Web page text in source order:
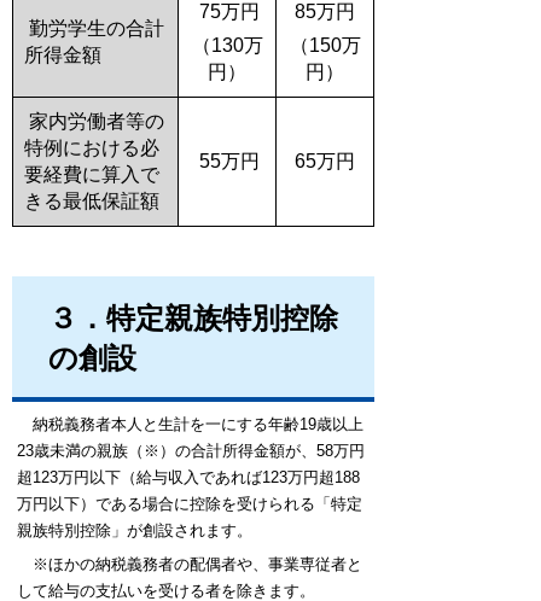
勤労学生の合計
所得金額
75万円
（130万
円）
85万円
（150万
円）
家内労働者等の
特例における必
要経費に算入で
きる最低保証額
55万円 65万円
３．特定親族特別控除
の創設
納税義務者本人と生計を一にする年齢19歳以上
23歳未満の親族（※）の合計所得金額が、58万円
超123万円以下（給与収入であれば123万円超188
万円以下）である場合に控除を受けられる「特定
親族特別控除」が創設されます。
※ほかの納税義務者の配偶者や、事業専従者と
して給与の支払いを受ける者を除きます。